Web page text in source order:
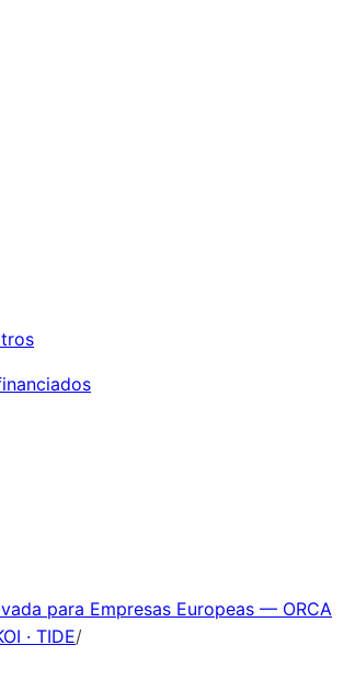
para Empresas Europeas — ORCA
· TIDE/